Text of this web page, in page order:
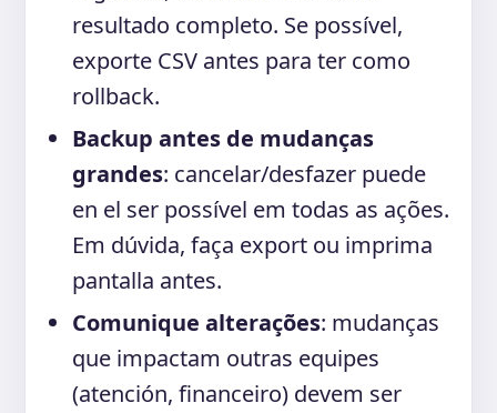
resultado completo. Se possível,
exporte CSV antes para ter como
rollback.
Backup antes de mudanças
grandes: cancelar/desfazer puede
en el ser possível em todas as ações.
Em dúvida, faça export ou imprima
pantalla antes.
Comunique alterações: mudanças
que impactam outras equipes
(atención, financeiro) devem ser